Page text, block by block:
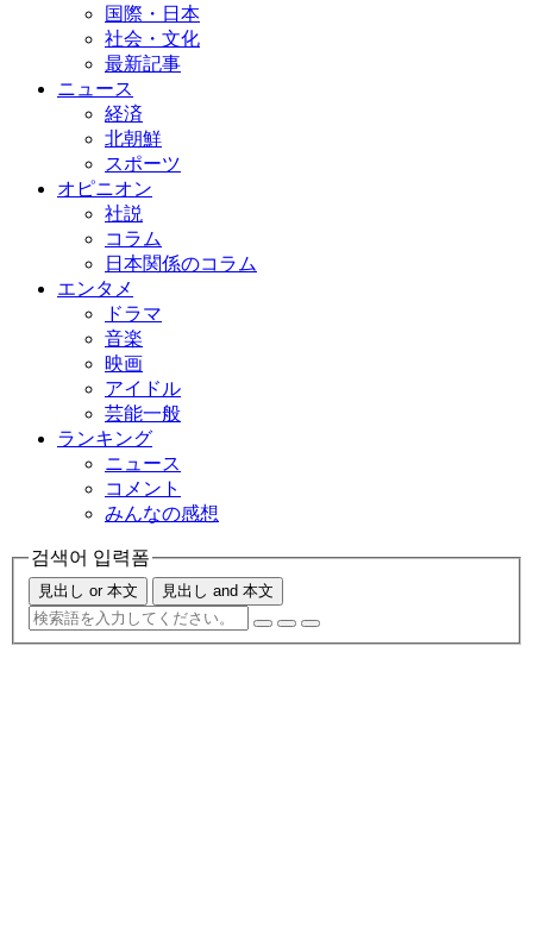
国際・日本
社会・文化
最新記事
ニュース
経済
北朝鮮
スポーツ
オピニオン
社説
コラム
日本関係のコラム
エンタメ
ドラマ
音楽
映画
アイドル
芸能一般
ランキング
ニュース
コメント
みんなの感想
검색어 입력폼
見出し or 本文 見出し and 本文